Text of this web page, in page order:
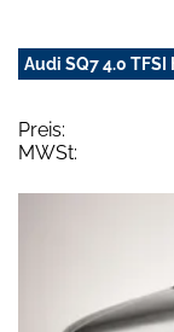
Audi SQ7 4.0
Preis:
MWSt: